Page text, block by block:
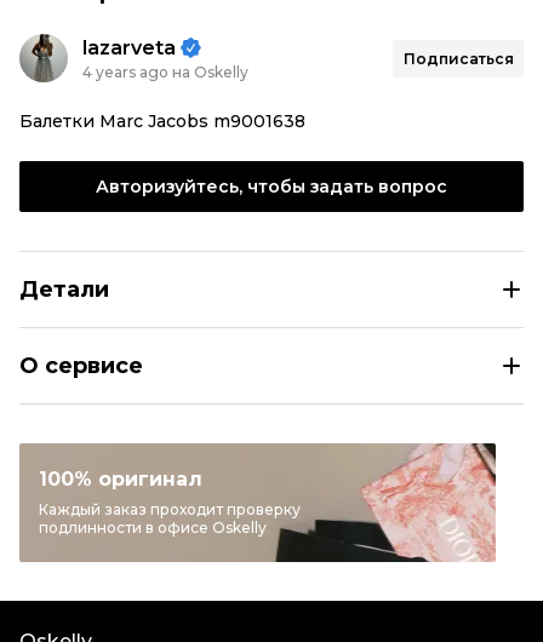
lazarveta
4 years ago на Oskelly
Подписаться
Балетки Marc Jacobs m9001638
Авторизуйтесь, чтобы задать вопрос
Детали
Категория
Бренд
MARC JACOBS
Материал обуви
Лакированная кожа
О сервисе
100% оригинал
Каждый заказ проходит проверку
подлинности в офисе Oskelly